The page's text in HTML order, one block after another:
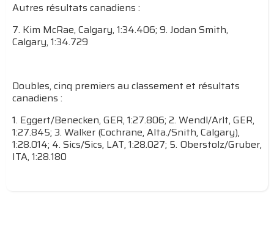
Autres résultats canadiens :
7. Kim McRae, Calgary, 1:34.406; 9. Jodan Smith,
Calgary, 1:34.729
Doubles, cinq premiers au classement et résultats
canadiens :
1. Eggert/Benecken, GER, 1:27.806; 2. Wendl/Arlt, GER,
1:27.845; 3. Walker (Cochrane, Alta./Snith, Calgary),
1:28.014; 4. Sics/Sics, LAT, 1:28.027; 5. Oberstolz/Gruber,
ITA, 1:28.180